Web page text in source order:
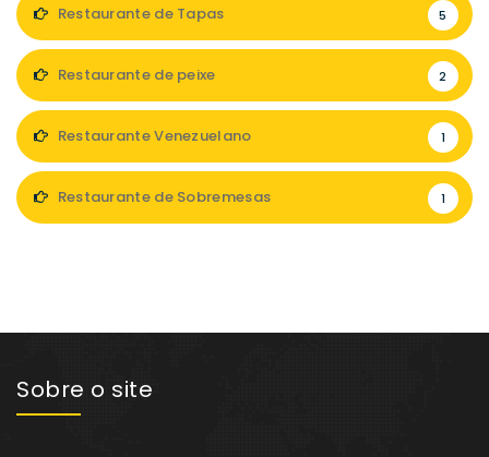
Restaurante de Tapas 5
Restaurante de peixe 2
Restaurante Venezuelano 1
Restaurante de Sobremesas 1
Sobre o site